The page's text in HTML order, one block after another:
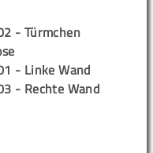
- Türmchen
- Linke Wand
- Rechte Wand